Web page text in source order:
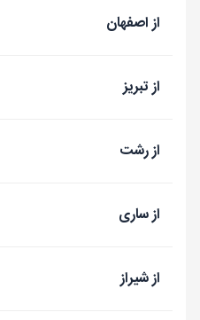
از اصفهان
از تبریز
از رشت
از ساری
از شیراز